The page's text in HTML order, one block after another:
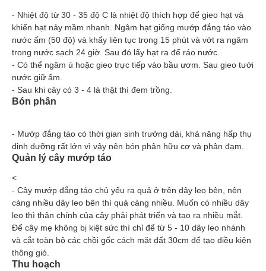
- Nhiệt độ từ 30 - 35 độ C là nhiệt độ thích hợp để gieo hạt và
khiến hạt nảy mầm nhanh. Ngâm hạt giống mướp đắng táo vào
nước ấm (50 độ) và khấy liên tục trong 15 phút và vớt ra ngâm
trong nước sạch 24 giờ. Sau đó lấy hạt ra để ráo nước.
- Có thể ngâm ủ hoặc gieo trực tiếp vào bầu ươm. Sau gieo tưới
nước giữ ẩm.
- Sau khi cây có 3 - 4 lá thật thì đem trồng.
Bón phân
- Mướp đắng táo có thời gian sinh trưởng dài, khả năng hấp thụ
dinh dưỡng rất lớn vì vậy nên bón phân hữu cơ và phân đạm.
Quản lý cây mướp táo
<
- Cây mướp đắng táo chủ yếu ra quả ở trên dây leo bên, nên
càng nhiều dây leo bên thì quả càng nhiều. Muốn có nhiều dây
leo thì thân chính của cây phải phát triển và tạo ra nhiều mắt.
Để cây mẹ không bị kiệt sức thì chỉ để từ 5 - 10 dây leo nhánh
và cắt toàn bộ các chồi gốc cách mặt đất 30cm để tạo điều kiện
thông gió.
Thu hoạch